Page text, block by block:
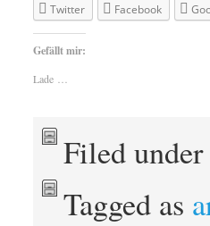
Twitter
Facebook
Gefällt mir:
Lade …
Filed
Tagged as